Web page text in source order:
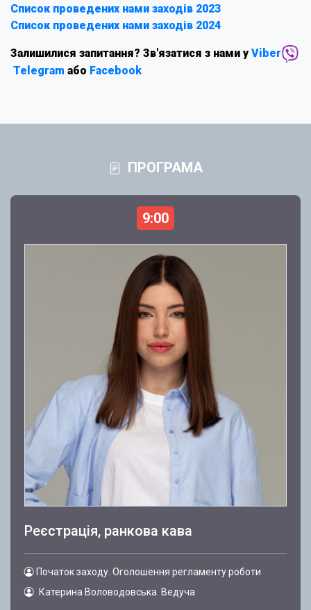
Список проведених нами заходів 2023
Список проведених нами заходів 2024
Залишилися запитання? Зв'язатися з нами уViber
Telegram або Facebook
ПРОГРАМА
9:00
Реєстрація, ранкова кава
Початок заходу. Оголошення регламенту роботи
Катерина Воловодовська. Ведуча